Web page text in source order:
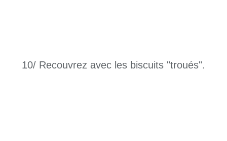
10/ Recouvrez avec les biscuits "troués".